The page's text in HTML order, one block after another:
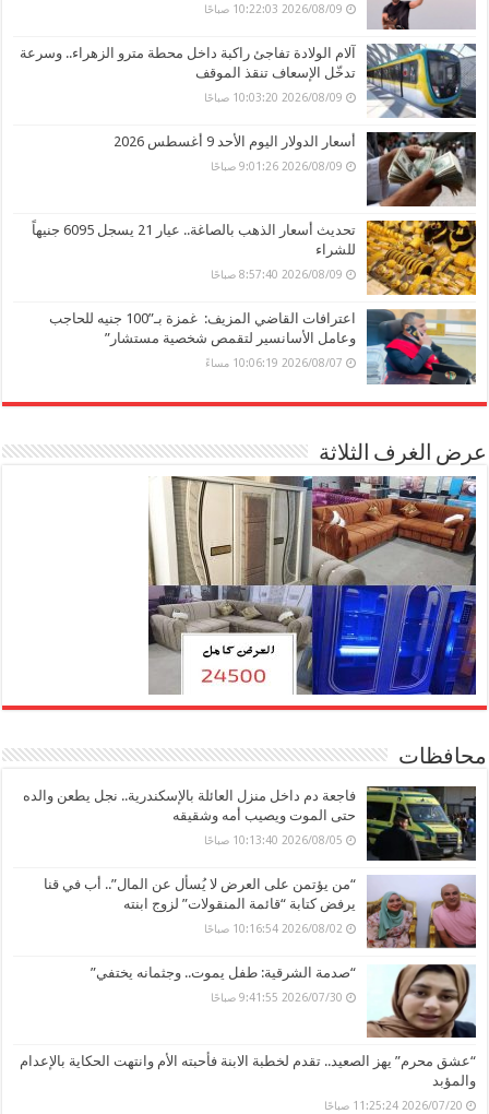
2026/08/09 10:22:03 صباحًا
آلام الولادة تفاجئ راكبة داخل محطة مترو الزهراء.. وسرعة
تدخّل الإسعاف تنقذ الموقف
2026/08/09 10:03:20 صباحًا
أسعار الدولار اليوم الأحد 9 أغسطس 2026
2026/08/09 9:01:26 صباحًا
تحديث أسعار الذهب بالصاغة.. عيار 21 يسجل 6095 جنيهاً
للشراء
2026/08/09 8:57:40 صباحًا
اعترافات القاضي المزيف: غمزة بـ”100 جنيه للحاجب
وعامل الأسانسير لتقمص شخصية مستشار”
2026/08/07 10:06:19 مساءً
عرض الغرف الثلاثة
محافظات
فاجعة دم داخل منزل العائلة بالإسكندرية.. نجل يطعن والده
حتى الموت ويصيب أمه وشقيقه
2026/08/05 10:13:40 صباحًا
“من يؤتمن على العرض لا يُسأل عن المال”.. أب في قنا
يرفض كتابة “قائمة المنقولات” لزوج ابنته
2026/08/02 10:16:54 صباحًا
“صدمة الشرقية: طفل يموت.. وجثمانه يختفي”
2026/07/30 9:41:55 صباحًا
“عشق محرم” يهز الصعيد.. تقدم لخطبة الابنة فأحبته الأم وانتهت الحكاية بالإعدام
والمؤبد
2026/07/20 11:25:24 صباحًا